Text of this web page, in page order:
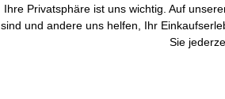
Ihre Privatsphäre ist uns wichtig. Auf
sind und andere uns helfen, Ihr
Sie